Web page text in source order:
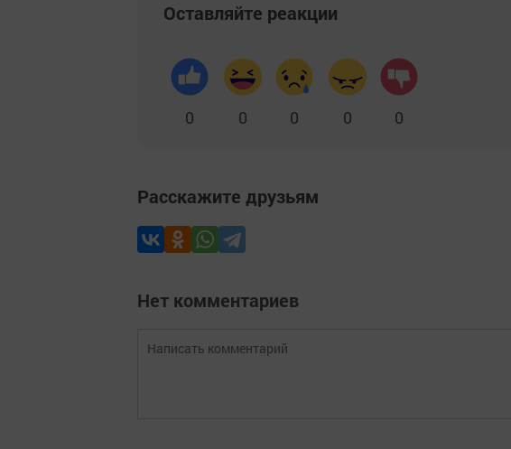
Оставляйте реакции
0 0 0 0 0
Расскажите друзьям
Нет комментариев